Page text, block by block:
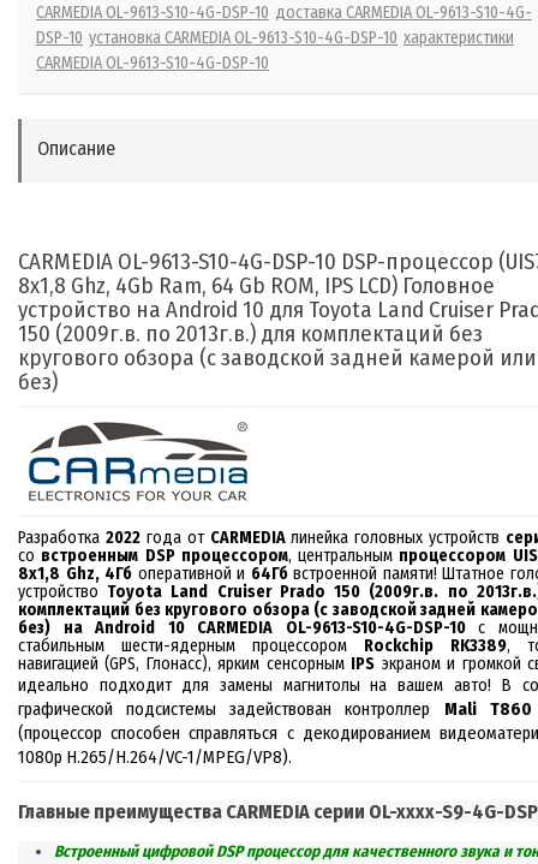
CARMEDIA OL-9613-S10-4G-DSP-10 доставка CARMEDIA OL-9613-S10-4G-
DSP-10 установка CARMEDIA OL-9613-S10-4G-DSP-10 характеристики
CARMEDIA OL-9613-S10-4G-DSP-10
Описание
CARMEDIA OL-9613-S10-4G-DSP-10 DSP-процессор
8x1,8 Ghz, 4Gb Ram, 64 Gb ROM, IPS LCD) Головное
устройство на Android 10 для Toyota Land Cruiser
150 (2009г.в. по 2013г.в.) для комплектаций без
кругового обзора (с заводской задней камерой или
без)
Разработка 2022года от CARMEDIAлинейка головных устройств
со встроенным DSP процессором, центральным процессором
8x1,8 Ghz, 4Гб оперативной и 64Гбвстроенной памяти! Штатное
устройство Toyota Land Cruiser Prado 150 (2009г.в. по
комплектаций без кругового обзора (с заводской задней
без)
на Android 10 CARMEDIA OL-9613-S10-4G-DSP-10с
стабильным шести-ядерным процессором Rockchip RK3389,
навигацией (GPS, Глонасс), ярким сенсорным IPS экраном и громкой
идеально подходит для замены магнитолы на вашем авто! В
графической подсистемы задействован контроллер Mali T860
(процессор способен справляться с декодированием
1080p H.265/H.264/VC-1/MPEG/VP8).
Главные преимущества CARMEDIA серии OL-xxxx-S9-4G-
Встроенный цифровой DSP процессор для качественного звука и